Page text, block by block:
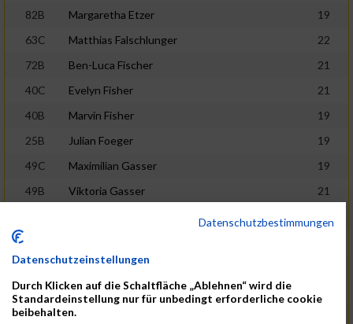
82B
Margaretha Etzer
19
63C
Matthias Falschlunger
22
72B
Ben-Luca Fischer
21
40C
Evelyn Fisher
21
40B
Marvin Fisher
19
25B
Julian Foeger
19
49C
Maximilian Gasser
19
49B
Viktoria Gasser
21
110B
Isabell Gratzer
20B
Christoph Gruber
52B
Samu Gstir
Datenschutzbestimmungen
Datenschutzeinstellungen
Durch Klicken auf die Schaltfläche „Ablehnen“ wird die
Standardeinstellung nur für unbedingt erforderliche cookie
beibehalten.